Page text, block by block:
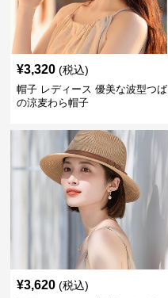
¥3,320 (税込)
帽子 レディース 優美な波型つば
の涼麦わら帽子
¥3,620 (税込)